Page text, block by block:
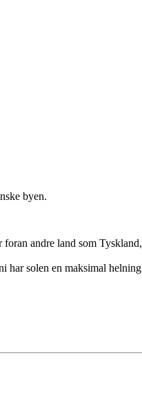
byen.
andre land som Tyskland,
har solen en maksimal helning